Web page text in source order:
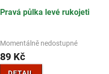
Pravá půlka levé rukojeti
Momentálně nedostupné
89 Kč